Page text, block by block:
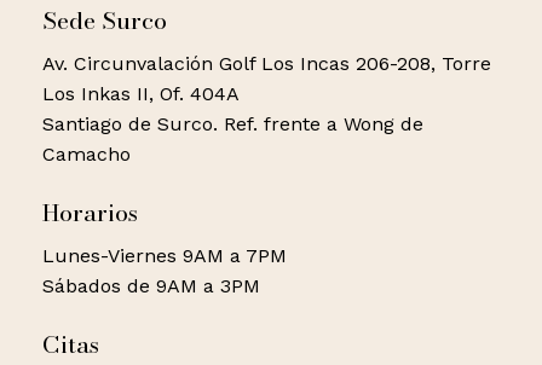
Sede Surco
Av. Circunvalación Golf Los Incas 206-208, Torre
Los Inkas II, Of. 404A
Santiago de Surco. Ref. frente a Wong de
Camacho
Horarios
Lunes-Viernes 9AM a 7PM
Sábados de 9AM a 3PM
Citas